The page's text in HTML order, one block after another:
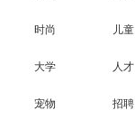
时尚 儿童
大学 人才
宠物 招聘